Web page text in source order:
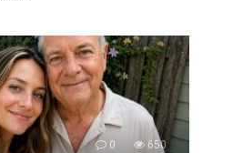
0 650